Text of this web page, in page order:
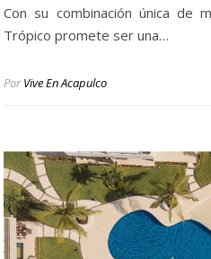
Con su combinación única de
Trópico promete ser una…
Por Vive En Acapulco